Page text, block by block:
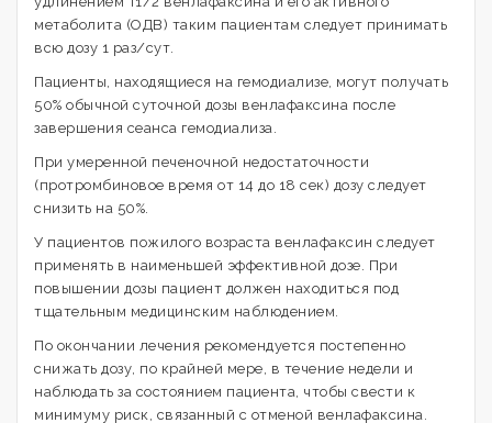
метаболита (ОДВ) таким пациентам следует принимать
всю дозу 1 раз/сут.
Пациенты, находящиеся на гемодиализе, могут получать
50% обычной суточной дозы венлафаксина после
завершения сеанса гемодиализа.
При умеренной печеночной недостаточности
(протромбиновое время от 14 до 18 сек) дозу следует
снизить на 50%.
У пациентов пожилого возраста венлафаксин следует
применять в наименьшей эффективной дозе. При
повышении дозы пациент должен находиться под
тщательным медицинским наблюдением.
По окончании лечения рекомендуется постепенно
снижать дозу, по крайней мере, в течение недели и
наблюдать за состоянием пациента, чтобы свести к
минимуму риск, связанный с отменой венлафаксина.